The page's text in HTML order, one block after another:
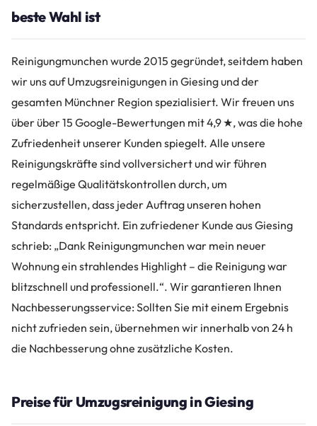
beste Wahl ist
Reinigungmunchen wurde 2015 gegründet, seitdem haben
wir uns auf Umzugsreinigungen in Giesing und der
gesamten Münchner Region spezialisiert. Wir freuen uns
über über 15 Google-Bewertungen mit 4,9 ★, was die hohe
Zufriedenheit unserer Kunden spiegelt. Alle unsere
Reinigungskräfte sind vollversichert und wir führen
regelmäßige Qualitätskontrollen durch, um
sicherzustellen, dass jeder Auftrag unseren hohen
Standards entspricht. Ein zufriedener Kunde aus Giesing
schrieb: „Dank Reinigungmunchen war mein neuer
Wohnung ein strahlendes Highlight – die Reinigung war
blitzschnell und professionell.“. Wir garantieren Ihnen
Nachbesserungsservice: Sollten Sie mit einem Ergebnis
nicht zufrieden sein, übernehmen wir innerhalb von 24 h
die Nachbesserung ohne zusätzliche Kosten.
Preise für Umzugsreinigung in Giesing